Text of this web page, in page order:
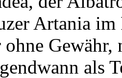
Artania im
Gewähr,
als